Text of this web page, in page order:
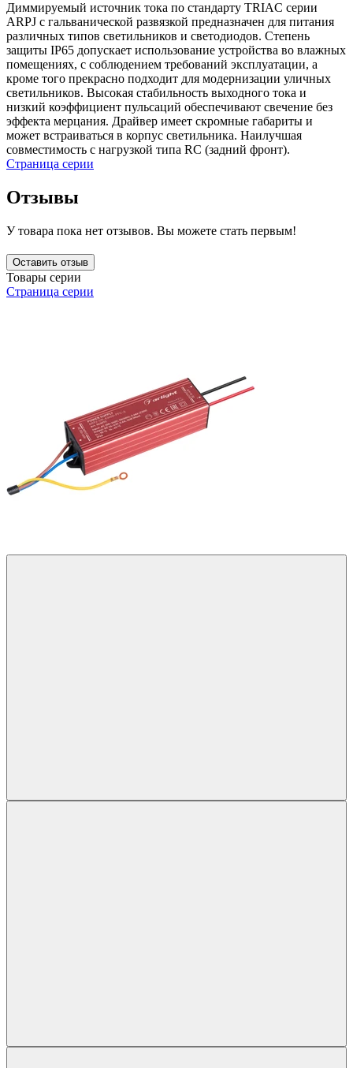
Диммируемый источник тока по стандарту TRIAC серии
ARPJ с гальванической развязкой предназначен для питания
различных типов светильников и светодиодов. Степень
защиты IP65 допускает использование устройства во влажных
помещениях, с соблюдением требований эксплуатации, а
кроме того прекрасно подходит для модернизации уличных
светильников. Высокая стабильность выходного тока и
низкий коэффициент пульсаций обеспечивают свечение без
эффекта мерцания. Драйвер имеет скромные габариты и
может встраиваться в корпус светильника. Наилучшая
совместимость с нагрузкой типа RC (задний фронт).
Страница серии
Отзывы
У товара пока нет отзывов. Вы можете стать первым!
Оставить отзыв
Товары серии
Страница серии